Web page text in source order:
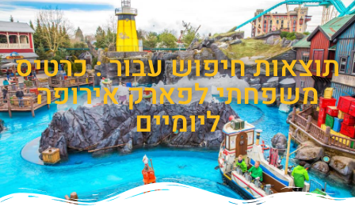
תוצאות חיפוש עבור : כרטיס
משפחתי לפארק אירופה
ליומיים